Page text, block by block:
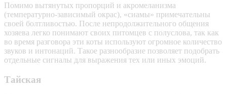
Помимо вытянутых пропорций и акромеланизма
(температурно-зависимый окрас), «сиамы» примечательны
своей болтливостью. После непродолжительного общения
хозяева легко понимают своих питомцев с полуслова, так как
во время разговора эти коты используют огромное количество
звуков и интонаций. Такое разнообразие позволяет подобрать
отдельные сигналы для выражения тех или иных эмоций.
Тайская